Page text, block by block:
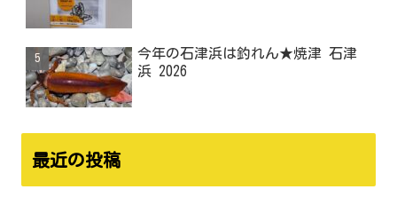
今年の石津浜は釣れん★焼津 石津
浜 2026
最近の投稿